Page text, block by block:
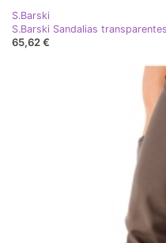
S.Barski
65,62 €